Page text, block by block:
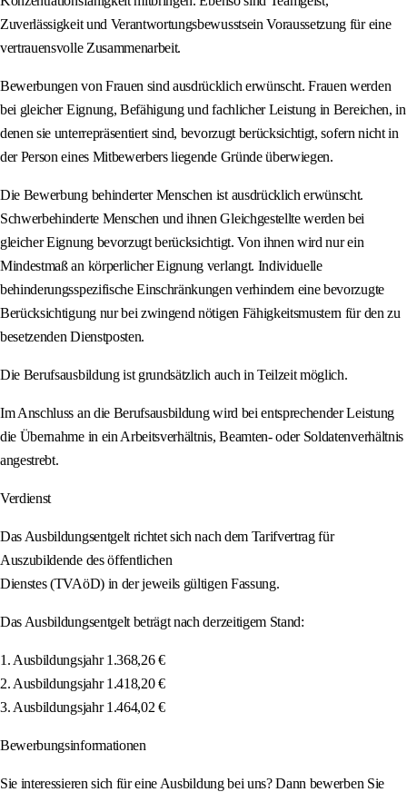
Zuverlässigkeit und Verantwortungsbewusstsein Voraussetzung für eine
vertrauensvolle Zusammenarbeit.
Bewerbungen von Frauen sind ausdrücklich erwünscht. Frauen werden
bei gleicher Eignung, Befähigung und fachlicher Leistung in Bereichen, in
denen sie unterrepräsentiert sind, bevorzugt berücksichtigt, sofern nicht in
der Person eines Mitbewerbers liegende Gründe überwiegen.
Die Bewerbung behinderter Menschen ist ausdrücklich erwünscht.
Schwerbehinderte Menschen und ihnen Gleichgestellte werden bei
gleicher Eignung bevorzugt berücksichtigt. Von ihnen wird nur ein
Mindestmaß an körperlicher Eignung verlangt. Individuelle
behinderungsspezifische Einschränkungen verhindern eine bevorzugte
Berücksichtigung nur bei zwingend nötigen Fähigkeitsmustern für den zu
besetzenden Dienstposten.
Die Berufsausbildung ist grundsätzlich auch in Teilzeit möglich.
Im Anschluss an die Berufsausbildung wird bei entsprechender Leistung
die Übernahme in ein Arbeitsverhältnis, Beamten- oder Soldatenverhältnis
angestrebt.
Verdienst
Das Ausbildungsentgelt richtet sich nach dem Tarifvertrag für
Auszubildende des öffentlichen
Dienstes (TVAöD) in der jeweils gültigen Fassung.
Das Ausbildungsentgelt beträgt nach derzeitigem Stand:
1. Ausbildungsjahr 1.368,26 €
2. Ausbildungsjahr 1.418,20 €
3. Ausbildungsjahr 1.464,02 €
Bewerbungsinformationen
Sie interessieren sich für eine Ausbildung bei uns? Dann bewerben Sie